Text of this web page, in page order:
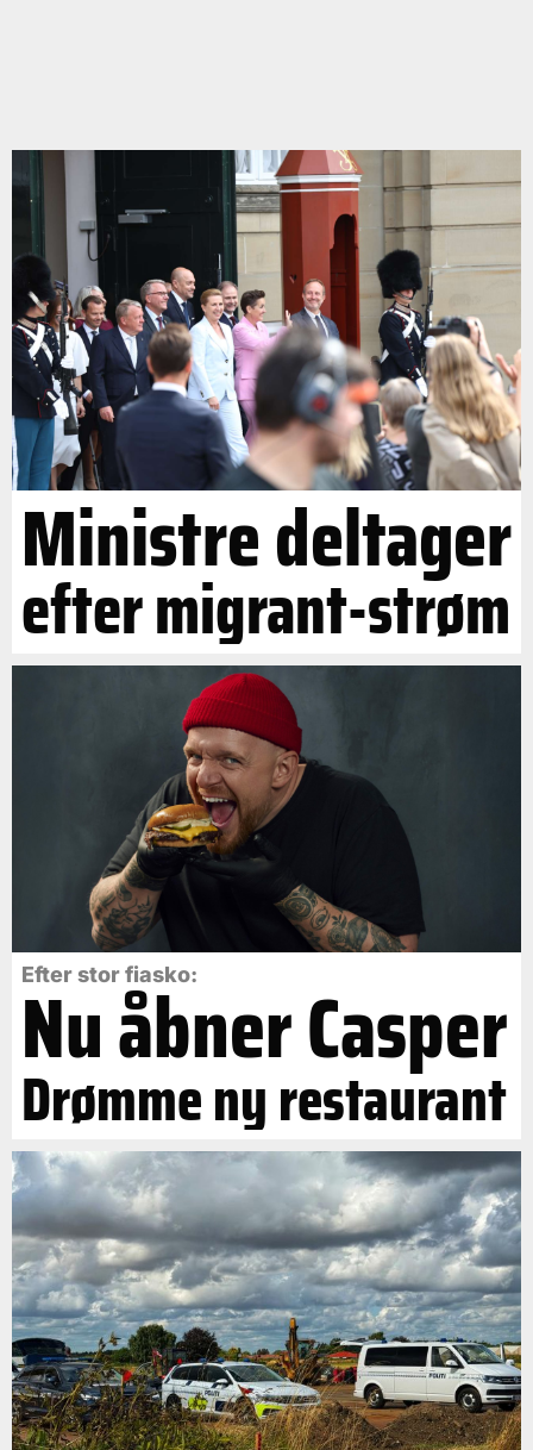
Ministre deltager
efter migrant-strøm
Efter stor fiasko:
Nu åbner Casper
Drømme ny restaurant